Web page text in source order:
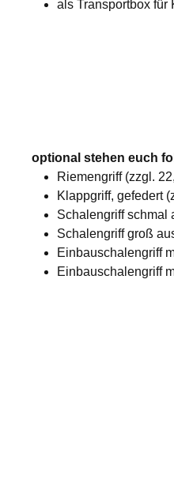
als Transportbox für
optional stehen euch
Riemengriff (zzgl.
Klappgriff, gefedert
Schalengriff schmal
Schalengriff groß
Einbauschalengriff
Einbauschalengriff